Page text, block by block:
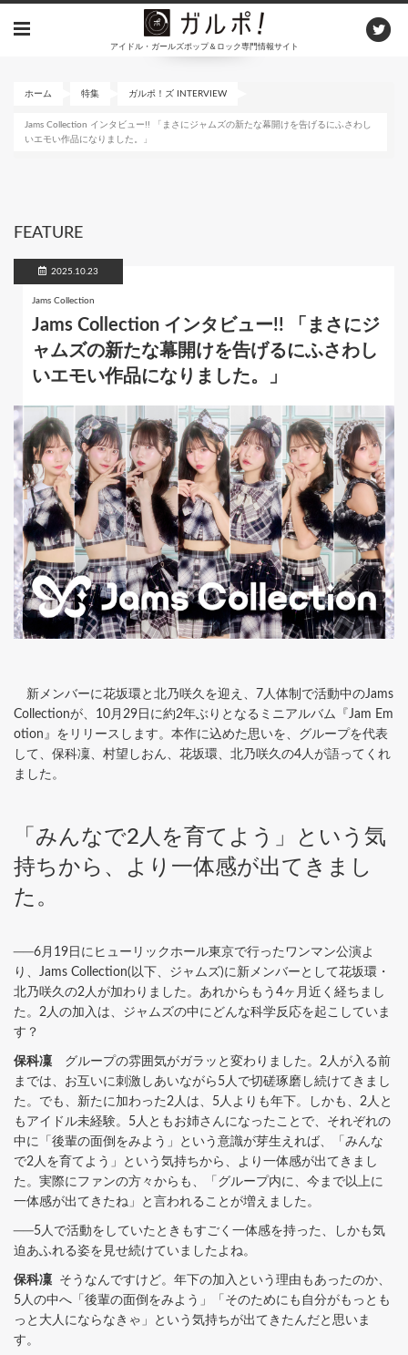
アイドル・ガールズポップ＆ロック専門情報サイト
ホーム 特集 ガルポ！ズ INTERVIEW
Jams Collection インタビュー!! 「まさにジャムズの新たな幕開けを告げるにふさわし
いエモい作品になりました。」
FEATURE
2025.10.23
Jams Collection
Jams Collection インタビュー!! 「まさにジ
ャムズの新たな幕開けを告げるにふさわし
いエモい作品になりました。」
新メンバーに花坂環と北乃咲久を迎え、7人体制で活動中のJams
Collectionが、10月29日に約2年ぶりとなるミニアルバム『Jam Em
otion』をリリースします。本作に込めた思いを、グループを代表
して、保科凜、村望しおん、花坂環、北乃咲久の4人が語ってくれ
ました。
「みんなで2人を育てよう」という気
持ちから、より一体感が出てきまし
た。
──6月19日にヒューリックホール東京で行ったワンマン公演よ
り、Jams Collection(以下、ジャムズ)に新メンバーとして花坂環・
北乃咲久の2人が加わりました。あれからもう4ヶ月近く経ちまし
た。2人の加入は、ジャムズの中にどんな科学反応を起こしていま
す？
保科凜 グループの雰囲気がガラッと変わりました。2人が入る前
までは、お互いに刺激しあいながら5人で切磋琢磨し続けてきまし
た。でも、新たに加わった2人は、5人よりも年下。しかも、2人と
もアイドル未経験。5人ともお姉さんになったことで、それぞれの
中に「後輩の面倒をみよう」という意識が芽生えれば、「みんな
で2人を育てよう」という気持ちから、より一体感が出てきまし
た。実際にファンの方々からも、「グループ内に、今まで以上に
一体感が出てきたね」と言われることが増えました。
──5人で活動をしていたときもすごく一体感を持った、しかも気
迫あふれる姿を見せ続けていましたよね。
保科凜 そうなんですけど。年下の加入という理由もあったのか、
5人の中へ「後輩の面倒をみよう」「そのためにも自分がもっとも
っと大人にならなきゃ」という気持ちが出てきたんだと思いま
す。